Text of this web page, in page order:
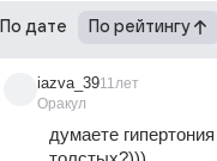
По дате По рейтингу
iazva_39
Оракул
11лет
думаете